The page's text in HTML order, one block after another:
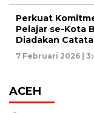
Perkuat
Pelajar se-Kota
Diadakan
7 Februari 2026 |
ACEH